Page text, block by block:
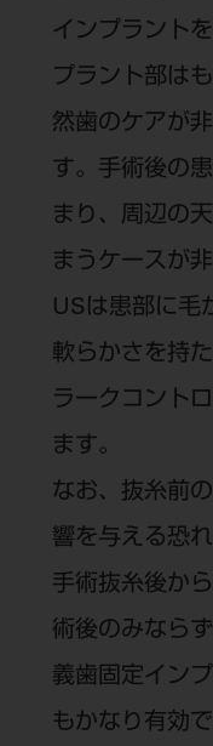
インプラント
プラント部は
然歯のケアが
す。手術後の
まり、周辺の
まうケースが
USは患部に毛
軟らかさを持
ラークコント
ます。
なお、抜糸前
響を与える恐
手術抜糸後か
術後のみなら
義歯固定イン
もかなり有効